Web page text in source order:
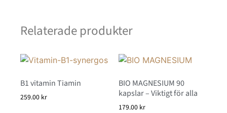
Relaterade produkter
B1 vitamin Tiamin
259.00 kr
BIO MAGNESIUM 90
kapslar – Viktigt för alla
179.00 kr